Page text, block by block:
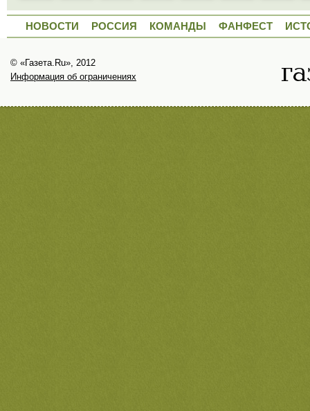
НОВОСТИ РОССИЯ КОМАНДЫ ФАНФЕСТ
© «Газета.Ru», 2012
Информация об ограничениях